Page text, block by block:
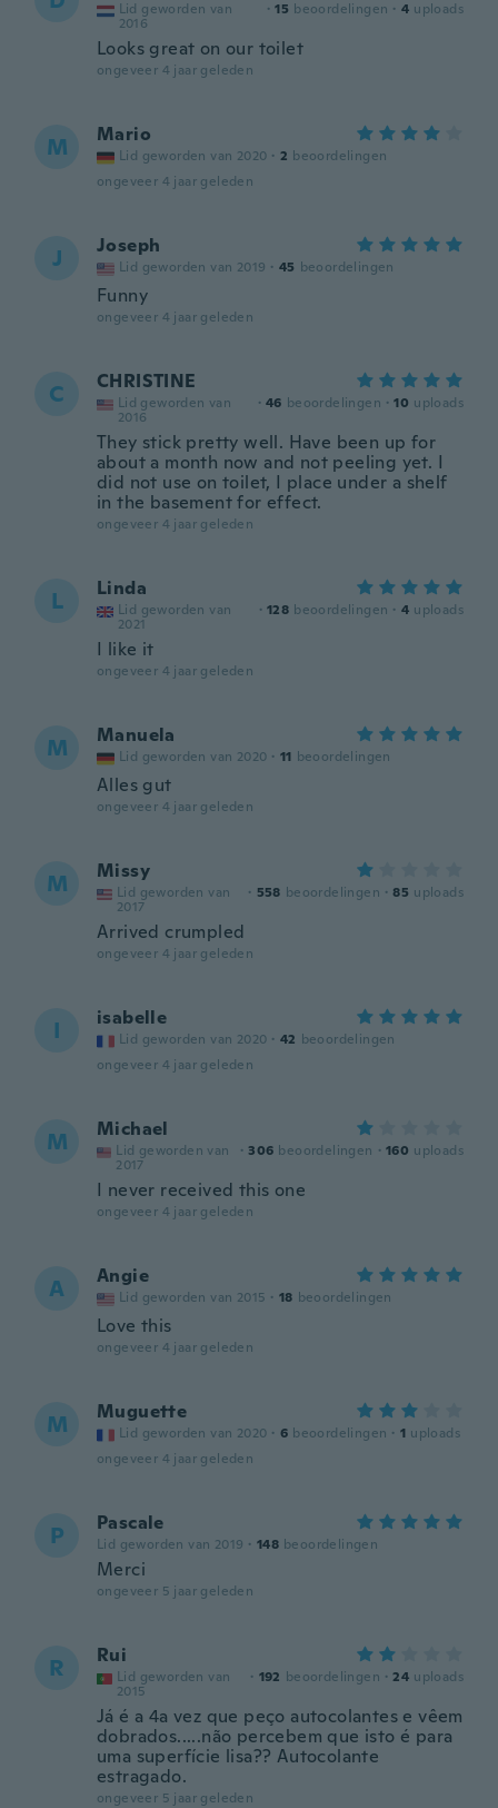
Lid geworden van
2016
· 15 beoordelingen · 4 uploads
Looks great on our toilet
ongeveer 4 jaar geleden
M Mario
Lid geworden van 2020 · 2 beoordelingen
ongeveer 4 jaar geleden
J Joseph
Lid geworden van 2019 · 45 beoordelingen
Funny
ongeveer 4 jaar geleden
C CHRISTINE
Lid geworden van
2016
· 46 beoordelingen · 10 uploads
They stick pretty well. Have been up for
about a month now and not peeling yet. I
did not use on toilet, I place under a shelf
in the basement for effect.
ongeveer 4 jaar geleden
L Linda
Lid geworden van
2021
· 128 beoordelingen · 4 uploads
I like it
ongeveer 4 jaar geleden
M Manuela
Lid geworden van 2020 · 11 beoordelingen
Alles gut
ongeveer 4 jaar geleden
M Missy
Lid geworden van
2017
· 558 beoordelingen · 85 uploads
Arrived crumpled
ongeveer 4 jaar geleden
I isabelle
Lid geworden van 2020 · 42 beoordelingen
ongeveer 4 jaar geleden
M Michael
Lid geworden van
2017
· 306 beoordelingen · 160 uploads
I never received this one
ongeveer 4 jaar geleden
A Angie
Lid geworden van 2015 · 18 beoordelingen
Love this
ongeveer 4 jaar geleden
M Muguette
Lid geworden van 2020 · 6 beoordelingen · 1 uploads
ongeveer 4 jaar geleden
P Pascale
Lid geworden van 2019 · 148 beoordelingen
Merci
ongeveer 5 jaar geleden
R Rui
Lid geworden van
2015
· 192 beoordelingen · 24 uploads
Já é a 4a vez que peço autocolantes e vêem
dobrados.....não percebem que isto é para
uma superfície lisa?? Autocolante
estragado.
ongeveer 5 jaar geleden